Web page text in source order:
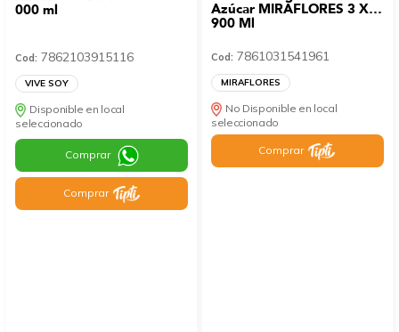
000 ml
Cod: 7862103915116
VIVE SOY
Disponible en local
seleccionado
Comprar
Comprar
Azúcar MIRAFLORES 3 X
900 Ml
Cod: 7861031541961
MIRAFLORES
No Disponible en local
seleccionado
Comprar